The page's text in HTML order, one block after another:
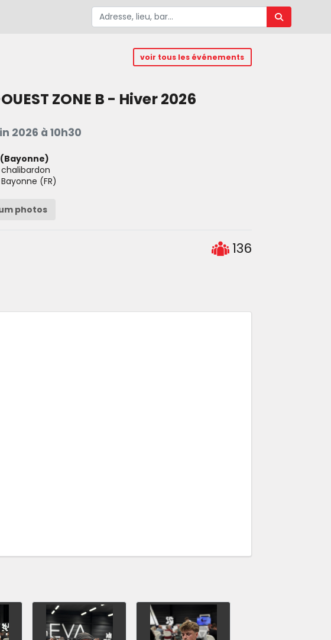
voir tous les événements
ZONE B - Hiver 2026
2026 à 10h30
(Bayonne)
chalibardon
Bayonne (FR)
photos
136